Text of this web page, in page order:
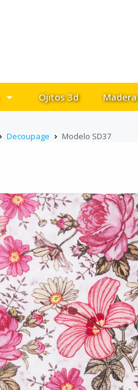
Ojitos 3d Madera
Decoupage Modelo SD37